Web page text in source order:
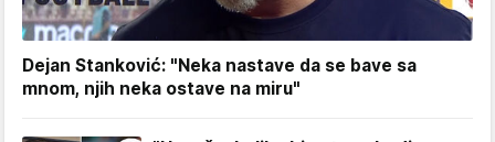
Dejan Stanković: "Neka nastave da se bave sa
mnom, njih neka ostave na miru"